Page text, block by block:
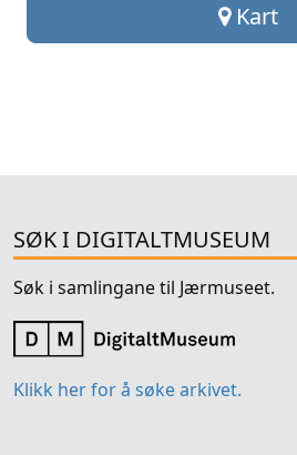
Kart
SØK I DIGITALTMUSEUM
Søk i samlingane til Jærmuseet.
Klikk her for å søke arkivet.